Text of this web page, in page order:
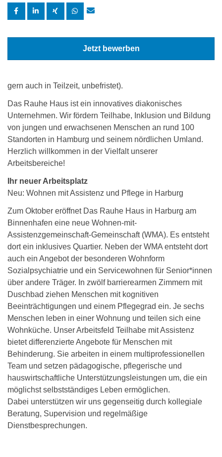
Jetzt bewerben
gern auch in Teilzeit, unbefristet).
Das Rauhe Haus ist ein innovatives diakonisches
Unternehmen. Wir fördern Teilhabe, Inklusion und Bildung
von jungen und erwachsenen Menschen an rund 100
Standorten in Hamburg und seinem nördlichen Umland.
Herzlich willkommen in der Vielfalt unserer
Arbeitsbereiche!
Ihr neuer Arbeitsplatz
Neu: Wohnen mit Assistenz und Pflege in Harburg
Zum Oktober eröffnet Das Rauhe Haus in Harburg am
Binnenhafen eine neue Wohnen-mit-
Assistenzgemeinschaft-Gemeinschaft (WMA). Es entsteht
dort ein inklusives Quartier. Neben der WMA entsteht dort
auch ein Angebot der besonderen Wohnform
Sozialpsychiatrie und ein Servicewohnen für Senior*innen
über andere Träger. In zwölf barrierearmen Zimmern mit
Duschbad ziehen Menschen mit kognitiven
Beeinträchtigungen und einem Pflegegrad ein. Je sechs
Menschen leben in einer Wohnung und teilen sich eine
Wohnküche. Unser Arbeitsfeld Teilhabe mit Assistenz
bietet differenzierte Angebote für Menschen mit
Behinderung. Sie arbeiten in einem multiprofessionellen
Team und setzen pädagogische, pflegerische und
hauswirtschaftliche Unterstützungsleistungen um, die ein
möglichst selbstständiges Leben ermöglichen.
Dabei unterstützen wir uns gegenseitig durch kollegiale
Beratung, Supervision und regelmäßige
Dienstbesprechungen.